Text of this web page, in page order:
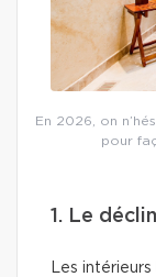
En 2026, on
pour
1. Le
Les